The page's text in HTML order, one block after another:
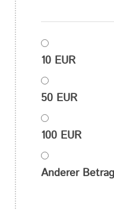
10 EUR
50 EUR
100 EUR
Anderer